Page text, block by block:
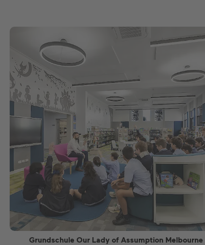
Grundschule Our Lady of Assumption Melbourne